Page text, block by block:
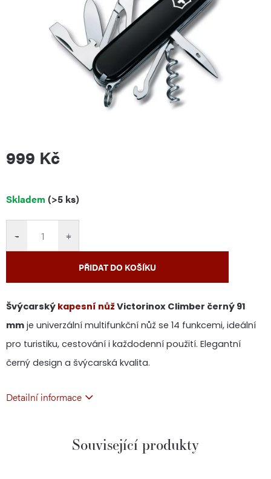
999 Kč
Měrná
Skladem (>5 ks)
+
−
PŘIDAT DO KOŠÍKU
Švýcarský kapesní nůž Victorinox Climber černý 91
mm je univerzální multifunkční nůž se 14 funkcemi, ideální
pro turistiku, cestování i každodenní použití. Elegantní
černý design a švýcarská kvalita.
Detailní informace
Související produkty